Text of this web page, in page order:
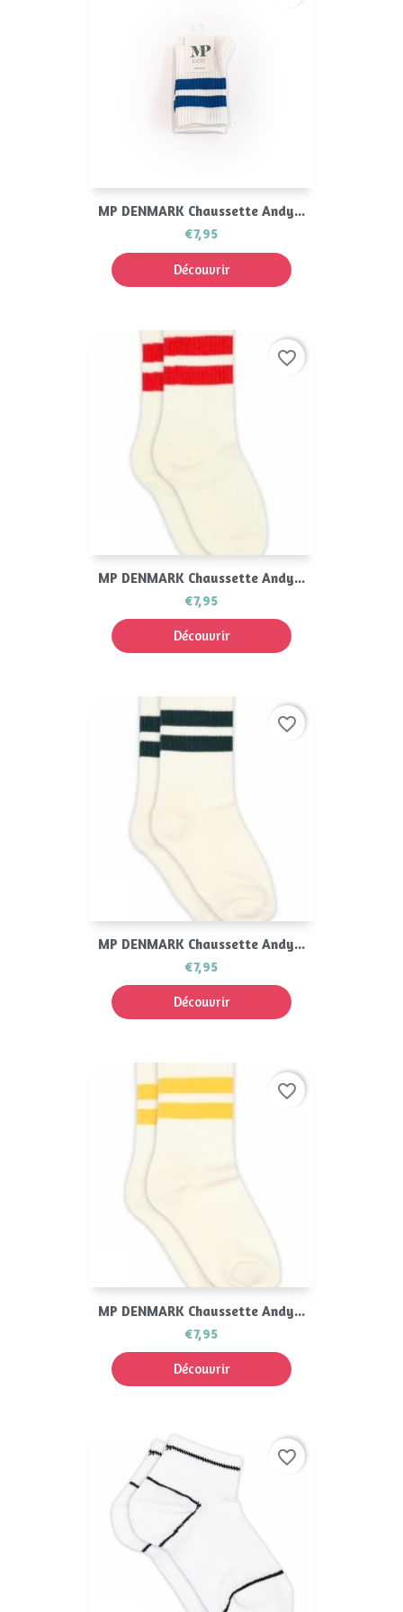
MP DENMARK Chaussette Andy...
€7,95
Découvrir
MP DENMARK Chaussette Andy...
€7,95
Découvrir
favorite_border
MP DENMARK Chaussette Andy...
€7,95
Découvrir
favorite_border
MP DENMARK Chaussette Andy...
€7,95
Découvrir
favorite_border
favorite_border